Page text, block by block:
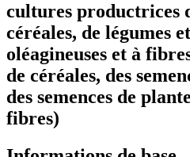
cultures productrices
céréales, de légumes
oléagineuses et à
de céréales, des
des semences de
fibres)